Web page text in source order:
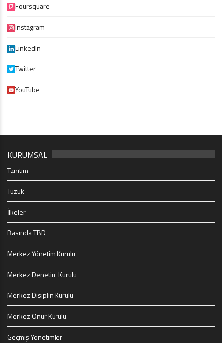
Foursquare
Instagram
LinkedIn
Twitter
YouTube
KURUMSAL
Tanıtım
Tüzük
İlkeler
Basında TBD
Merkez Yönetim Kurulu
Merkez Denetim Kurulu
Merkez Disiplin Kurulu
Merkez Onur Kurulu
Geçmiş Yönetimler